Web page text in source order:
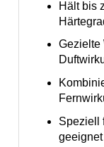
Hält bis
Gezielte
Speziell
geeignet